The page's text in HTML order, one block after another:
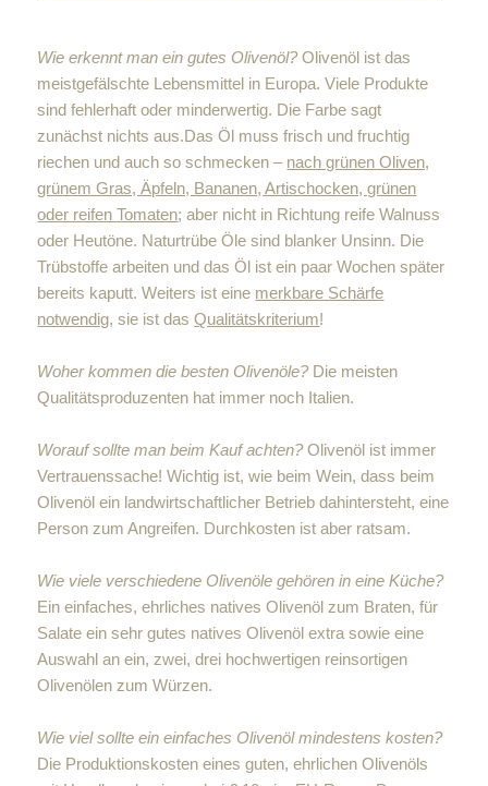
Wie erkennt man ein gutes Olivenöl?Olivenöl ist das
meistgefälschte Lebensmittel in Europa. Viele Produkte
sind fehlerhaft oder minderwertig. Die Farbe sagt
zunächst nichts aus.Das Öl muss frisch und fruchtig
riechen und auch so schmecken – nach grünen Oliven,
grünem Gras, Äpfeln, Bananen, Artischocken, grünen
oder reifen Tomaten; aber nicht in Richtung reife Walnuss
oder Heutöne. Naturtrübe Öle sind blanker Unsinn. Die
Trübstoffe arbeiten und das Öl ist ein paar Wochen später
bereits kaputt. Weiters ist eine merkbare Schärfe
notwendig, sie ist dasQualitätskriterium!
Woher kommen die besten Olivenöle?Die meisten
Qualitätsproduzenten hat immer noch Italien.
Worauf sollte man beim Kauf achten?Olivenöl ist immer
Vertrauenssache! Wichtig ist, wie beim Wein, dass beim
Olivenöl ein landwirtschaftlicher Betrieb dahintersteht, eine
Person zum Angreifen. Durchkosten ist aber ratsam.
Wie viele verschiedene Olivenöle gehören in eine Küche?
Ein einfaches, ehrliches natives Olivenöl zum Braten, für
Salate ein sehr gutes natives Olivenöl extra sowie eine
Auswahl an ein, zwei, drei hochwertigen reinsortigen
Olivenölen zum Würzen.
Wie viel sollte ein einfaches Olivenöl mindestens kosten?
Die Produktionskosten eines guten, ehrlichen Olivenöls